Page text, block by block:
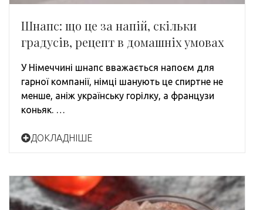
Шнапс: що це за напій, скільки
градусів, рецепт в домашніх умовах
У Німеччині шнапс вважається напоєм для
гарної компанії, німці шанують це спиртне не
менше, аніж українську горілку, а французи
коньяк. …
ДОКЛАДНІШЕ